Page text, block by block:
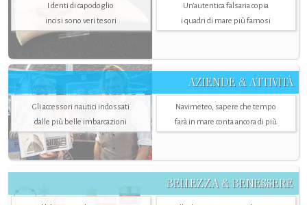
I denti di capodoglio
incisi sono veri tesori
Un’autentica falsaria copia
i quadri di mare più famosi
AZIENDE & ATTIVITÀ
Gli accessori nautici indossati
dalle più belle imbarcazioni
Navimeteo, sapere che tempo
farà in mare conta ancora di più
BELLEZZA & BENESSERE